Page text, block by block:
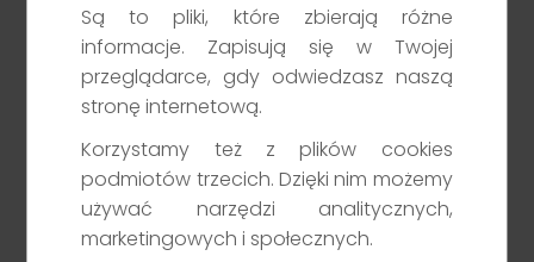
wymogami prawnymi zapewniającymi
niezależność badań inwestycyjnych oraz nie
podlega żadnym zakazom w zakresie
rozpowszechniania badań
inwestycyjnych.rnrnKomentarz został sporządzony
bez uwzględnienia indywidualnej sytuacji oraz
potrzeb osoby korzystającej z komentarza, a przy
sporządzaniu komentarza NS działał z należytą
Są to pliki, które zbierają różne
informacje. Zapisują się w Twojej
przeglądarce, gdy odwiedzasz naszą
stronę internetową.
Korzystamy też z plików cookies
podmiotów trzecich. Dzięki nim możemy
używać narzędzi analitycznych,
marketingowych i społecznych.